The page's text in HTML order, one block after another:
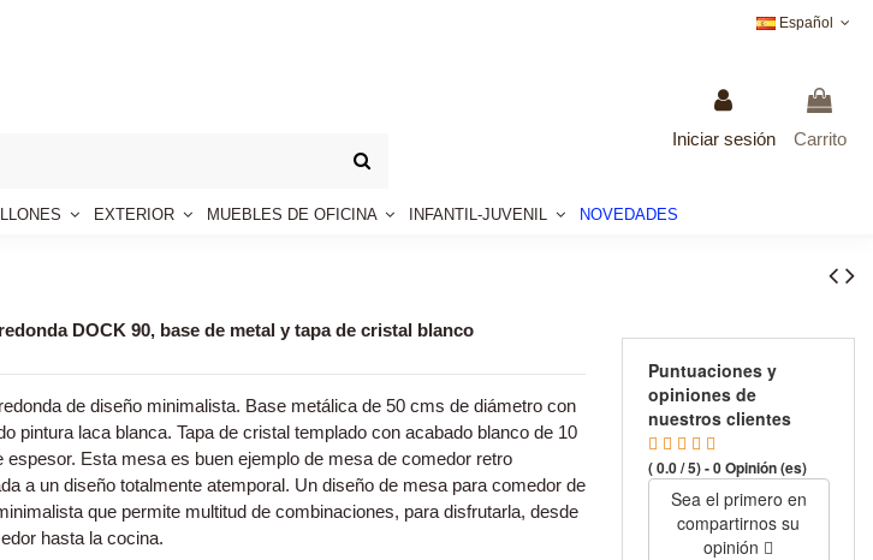
Español
Iniciar sesión Carrito
EXTERIOR MUEBLES DE OFICINA INFANTIL-JUVENIL NOVEDADES
DOCK 90, base de metal y tapa de cristal blanco
de diseño minimalista. Base metálica de 50 cms de diámetro con
pintura laca blanca. Tapa de cristal templado con acabado blanco de 10
espesor. Esta mesa es buen ejemplo de mesa de comedor retro
a un diseño totalmente atemporal. Un diseño de mesa para comedor de
que permite multitud de combinaciones, para disfrutarla, desde
hasta la cocina.
Puntuaciones y
opiniones de
nuestros clientes
( 0.0 / 5) - 0 Opinión (es)
Sea el primero en
compartirnos su
opinión